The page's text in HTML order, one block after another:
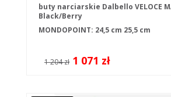
buty narciarskie Dalbello VELOCE
Black/Berry
MONDOPOINT: 24,5 cm 25,5 cm
1 204 zł 1 071 zł